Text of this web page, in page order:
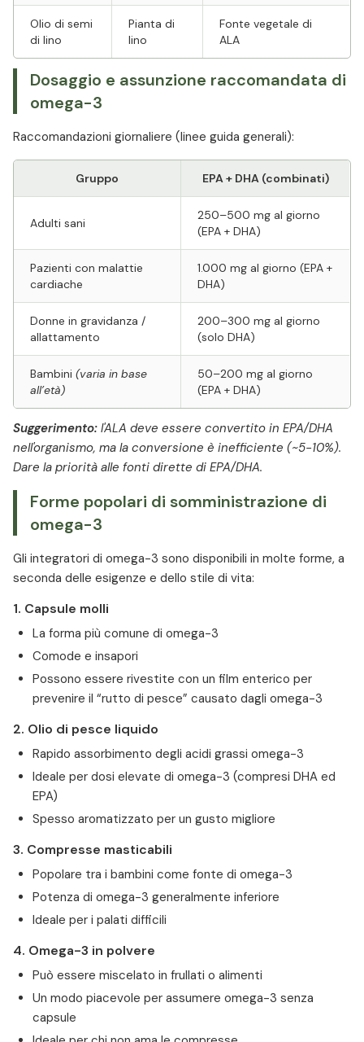
Olio di semi
di lino
Pianta di
lino
Fonte vegetale di
ALA
Dosaggio e assunzione raccomandata di
omega-3
Raccomandazioni giornaliere (linee guida generali):
Gruppo EPA + DHA (combinati)
Adulti sani
250–500 mg al giorno
(EPA + DHA)
Pazienti con malattie
cardiache
1.000 mg al giorno (EPA +
DHA)
Donne in gravidanza /
allattamento
200–300 mg al giorno
(solo DHA)
Bambini (varia in base
all’età)
50–200 mg al giorno
(EPA + DHA)
⁠Suggerimento: l'ALA deve essere convertito in EPA/DHA
nell'organismo, ma la conversione è inefficiente (~5-10%).
Dare la priorità alle fonti dirette di EPA/DHA.
Forme popolari di somministrazione di
omega-3
Gli integratori di omega-3 sono disponibili in molte forme, a
seconda delle esigenze e dello stile di vita:
⁠1. Capsule molli
La forma più comune di omega-3
Comode e insapori
Possono essere rivestite con un film enterico per
prevenire il “rutto di pesce” causato dagli omega-3
2. Olio di pesce liquido
Rapido assorbimento degli acidi grassi omega-3
Ideale per dosi elevate di omega-3 (compresi DHA ed
EPA)
Spesso aromatizzato per un gusto migliore
3. Compresse masticabili
Popolare tra i bambini come fonte di omega-3
Potenza di omega-3 generalmente inferiore
Ideale per i palati difficili
4. Omega-3 in polvere
Può essere miscelato in frullati o alimenti
Un modo piacevole per assumere omega-3 senza
capsule